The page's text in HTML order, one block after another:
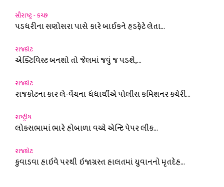
સૌરાષ્ટ્ર - કચ્છ
પડધરીના સણોસરા પાસે કારે બાઈકને હડફેટે લેતા...
રાજકોટ
એક્ટિવિસ્ટ બનશો તો જેલમાં જવું જ પડશે,...
રાજકોટ
રાજકોટના કાર લે-વેંચના ધંધાર્થીએ પોલીસ કમિશનર કચેરી...
રાષ્ટ્રીય
લોકસભામાં ભારે હોબાળા વચ્ચે એન્ટિ પેપર લીક...
રાજકોટ
કુવાડવા હાઇવે પરથી ઇજાગ્રસ્ત હાલતમાં યુવાનનો મૃતદેહ...